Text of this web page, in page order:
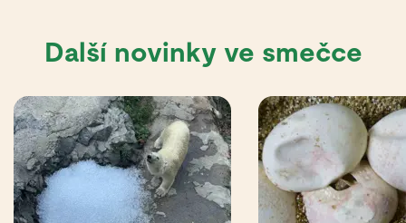
Další novinky ve smečce